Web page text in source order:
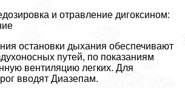
и отравление дигоксином:
остановки дыхания обеспечивают
путей, по показаниям
вентиляцию легких. Для
вводят Диазепам.